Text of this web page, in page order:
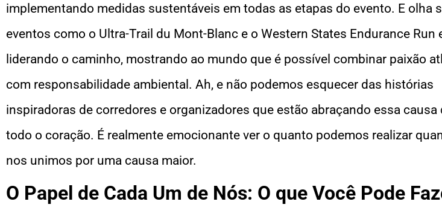
implementando medidas sustentáveis em todas as etapas do evento. E olha
eventos como o Ultra-Trail du Mont-Blanc e o Western States Endurance Run
liderando o caminho, mostrando ao mundo que é possível combinar paixão
com responsabilidade ambiental. Ah, e não podemos esquecer das histórias
inspiradoras de corredores e organizadores que estão abraçando essa causa
todo o coração. É realmente emocionante ver o quanto podemos realizar
nos unimos por uma causa maior.
O Papel de Cada Um de Nós: O que Você Pode